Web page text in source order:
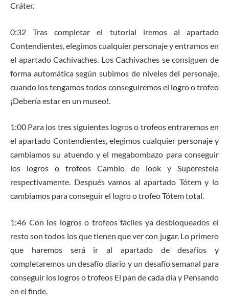
Cráter.
0:32 Tras completar el tutorial iremos al apartado
Contendientes, elegimos cualquier personaje y entramos en
el apartado Cachivaches. Los Cachivaches se consiguen de
forma automática según subimos de niveles del personaje,
cuando los tengamos todos conseguiremos el logro o trofeo
¡Debería estar en un museo!.
1:00 Para los tres siguientes logros o trofeos entraremos en
el apartado Contendientes, elegimos cualquier personaje y
cambiamos su atuendo y el megabombazo para conseguir
los logros o trofeos Cambio de look y Superestela
respectivamente. Después vamos al apartado Tótem y lo
cambiamos para conseguir el logro o trofeo Tótem total.
1:46 Con los logros o trofeos fáciles ya desbloqueados el
resto son todos los que tienen que ver con jugar. Lo primero
que haremos será ir al apartado de desafíos y
completaremos un desafío diario y un desafío semanal para
conseguir los logros o trofeos El pan de cada día y Pensando
en el finde.